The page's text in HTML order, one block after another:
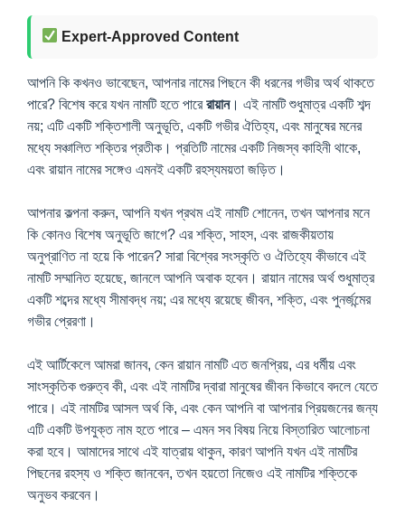
Expert-Approved Content
আপনি কি কখনও ভাবেছেন, আপনার নামের পিছনে কী ধরনের গভীর অর্থ থাকতে
পারে? বিশেষ করে যখন নামটি হতে পারেরায়ান। এই নামটি শুধুমাত্র একটি শব্দ
নয়; এটি একটি শক্তিশালী অনুভূতি, একটি গভীর ঐতিহ্য, এবং মানুষের মনের
মধ্যে সঞ্চালিত শক্তির প্রতীক। প্রতিটি নামের একটি নিজস্ব কাহিনী থাকে,
এবং রায়ান নামের সঙ্গেও এমনই একটি রহস্যময়তা জড়িত।
আপনার কল্পনা করুন, আপনি যখন প্রথম এই নামটি শোনেন, তখন আপনার মনে
কি কোনও বিশেষ অনুভূতি জাগে? এর শক্তি, সাহস, এবং রাজকীয়তায়
অনুপ্রাণিত না হয়ে কি পারেন? সারা বিশ্বের সংস্কৃতি ও ঐতিহ্যে কীভাবে এই
নামটি সম্মানিত হয়েছে, জানলে আপনি অবাক হবেন। রায়ান নামের অর্থ শুধুমাত্র
একটি শব্দের মধ্যে সীমাবদ্ধ নয়; এর মধ্যে রয়েছে জীবন, শক্তি, এবং পুনর্জন্মের
গভীর প্রেরণা।
এই আর্টিকেলে আমরা জানব, কেন রায়ান নামটি এত জনপ্রিয়, এর ধর্মীয় এবং
সাংস্কৃতিক গুরুত্ব কী, এবং এই নামটির দ্বারা মানুষের জীবন কিভাবে বদলে যেতে
পারে। এই নামটির আসল অর্থ কি, এবং কেন আপনি বা আপনার প্রিয়জনের জন্য
এটি একটি উপযুক্ত নাম হতে পারে – এমন সব বিষয় নিয়ে বিস্তারিত আলোচনা
করা হবে। আমাদের সাথে এই যাত্রায় থাকুন, কারণ আপনি যখন এই নামটির
পিছনের রহস্য ও শক্তি জানবেন, তখন হয়তো নিজেও এই নামটির শক্তিকে
অনুভব করবেন।